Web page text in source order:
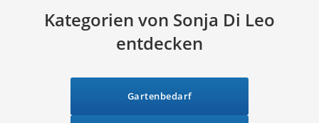
Kategorien von Sonja Di Leo
entdecken
Gartenbedarf